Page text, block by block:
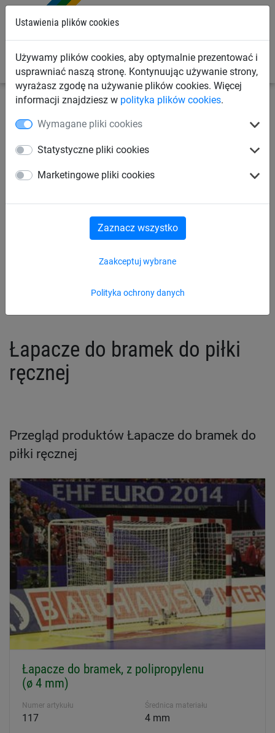
Ustawienia plików cookies
Używamy plików cookies, aby optymalnie prezentować i
usprawniać naszą stronę. Kontynuując używanie strony,
wyrażasz zgodę na używanie plików cookies. Więcej
informacji znajdziesz w polityka plików cookies.
Wymagane pliki cookies
Statystyczne pliki cookies
Marketingowe pliki cookies
Polityka ochrony danych
Zaakceptuj wybrane
Zaznacz wszystko
bramek do piłki ręcznej
Siatki do piłki ręcznej plażowej
Łapacze do bramek do piłki ręcznej
Łapacze do bramek do piłki
ręcznej
Przegląd produktów Łapacze do bramek do
piłki ręcznej
Łapacze do bramek, z polipropylenu
(ø 4 mm)
Numer artykułu
117
Średnica materiału
4 mm